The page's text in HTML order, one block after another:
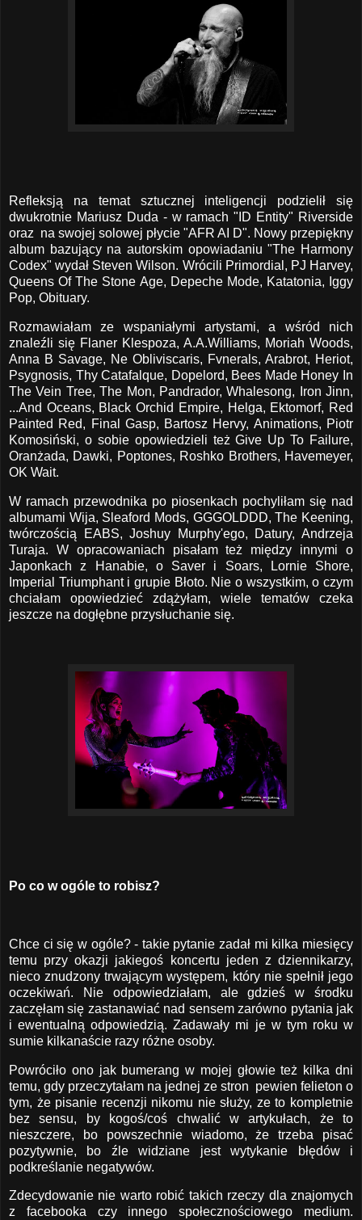
Refleksją na temat sztucznej inteligencji podzielił się
dwukrotnie Mariusz Duda - w ramach "ID Entity" Riverside
oraz na swojej solowej płycie "AFR AI D". Nowy przepiękny
album bazujący na autorskim opowiadaniu "The Harmony
Codex" wydał Steven Wilson. Wrócili Primordial, PJ Harvey,
Queens Of The Stone Age, Depeche Mode, Katatonia, Iggy
Pop, Obituary.
Rozmawiałam ze wspaniałymi artystami, a wśród nich
znaleźli się Flaner Klespoza, A.A.Williams, Moriah Woods,
Anna B Savage, Ne Obliviscaris, Fvnerals, Arabrot, Heriot,
Psygnosis, Thy Catafalque, Dopelord, Bees Made Honey In
The Vein Tree, The Mon, Pandrador, Whalesong, Iron Jinn,
...And Oceans, Black Orchid Empire, Helga, Ektomorf, Red
Painted Red, Final Gasp, Bartosz Hervy, Animations, Piotr
Komosiński, o sobie opowiedzieli też Give Up To Failure,
Oranżada, Dawki, Poptones, Roshko Brothers, Havemeyer,
OK Wait.
W ramach przewodnika po piosenkach pochyliłam się nad
albumami Wija, Sleaford Mods, GGGOLDDD, The Keening,
twórczością EABS, Joshuy Murphy'ego, Datury, Andrzeja
Turaja. W opracowaniach pisałam też między innymi o
Japonkach z Hanabie, o Saver i Soars, Lornie Shore,
Imperial Triumphant i grupie Błoto. Nie o wszystkim, o czym
chciałam opowiedzieć zdążyłam, wiele tematów czeka
jeszcze na dogłębne przysłuchanie się.
Po co w ogóle to robisz?
Chce ci się w ogóle? - takie pytanie zadał mi kilka miesięcy
temu przy okazji jakiegoś koncertu jeden z dziennikarzy,
nieco znudzony trwającym występem, który nie spełnił jego
oczekiwań. Nie odpowiedziałam, ale gdzieś w środku
zaczęłam się zastanawiać nad sensem zarówno pytania jak
i ewentualną odpowiedzią. Zadawały mi je w tym roku w
sumie kilkanaście razy różne osoby.
Powróciło ono jak bumerang w mojej głowie też kilka dni
temu, gdy przeczytałam na jednej ze stron pewien felieton o
tym, że pisanie recenzji nikomu nie służy, ze to kompletnie
bez sensu, by kogoś/coś chwalić w artykułach, że to
nieszczere, bo powszechnie wiadomo, że trzeba pisać
pozytywnie, bo źle widziane jest wytykanie błędów i
podkreślanie negatywów.
Zdecydowanie nie warto robić takich rzeczy dla znajomych
z facebooka czy innego społecznościowego medium.